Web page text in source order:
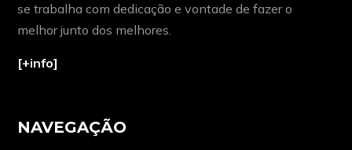
se trabalha com dedicação e vontade de fazer o
melhor junto dos melhores.
[+info]
NAVEGAÇÃO